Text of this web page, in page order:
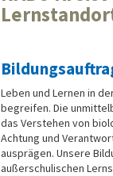
Leben und Lernen in
begreifen. Die
das Verstehen von
Achtung und
ausprägen. Unsere
außerschulischen